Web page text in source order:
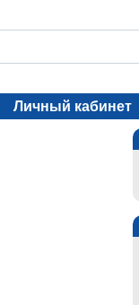
Личный кабинет